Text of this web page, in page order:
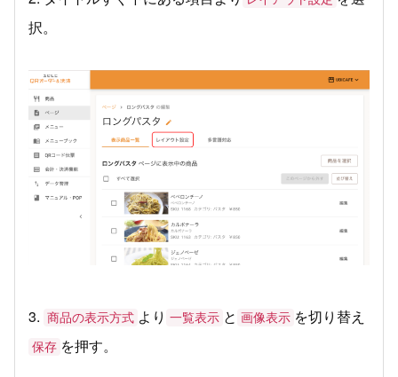
択。
3. 商品の表示方式 より 一覧表示 と 画像表示 を切り替え
保存 を押す。